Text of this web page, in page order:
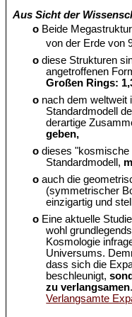
Aus Sicht der
o Beide
von der Erde von
o diese Strukturen
angetroffenen
Großen Rings:
o nach dem weltweit
Standardmodell
derartige
geben,
o dieses "kosmische
Standardmodell,
o auch die
(symmetrischer
einzigartig und
o Eine aktuelle
wohl
Kosmologie
Universums.
dass sich die
beschleunigt,
zu verlangsamen
Verlangsamte